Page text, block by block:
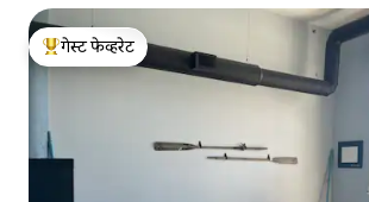
टॉप गेस्ट फेव्हरेट
गेस्ट फेव्हरेट